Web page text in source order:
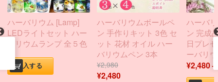
ハーバリウム [Lamp]
LEDライトセット ハー
バリウムランプ 全５色
購入する
ハーバリウムボールペ
ン 手作りキット 3色 セ
ット 花材 オイル ハー
バリウムペン 3本
¥2,980
¥2,480
ハーバ
ン 完成
日プレ
ーバリ
¥2,480–